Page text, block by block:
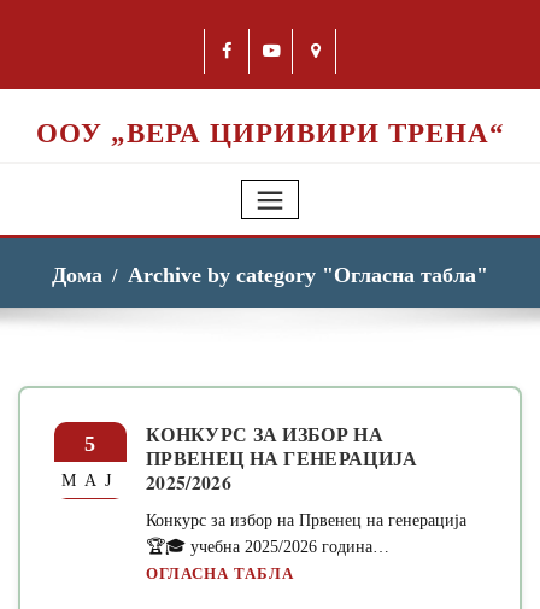
ООУ „ВЕРА ЦИРИВИРИ ТРЕНА“
Дома Archive by category "Огласна табла"
5
МАЈ
КОНКУРС ЗА ИЗБОР НА
ПРВЕНЕЦ НА ГЕНЕРАЦИЈА
2025/2026
Конкурс за избор на Првенец на генерација
🏆🎓 учебна 2025/2026 година…
ОГЛАСНА ТАБЛА